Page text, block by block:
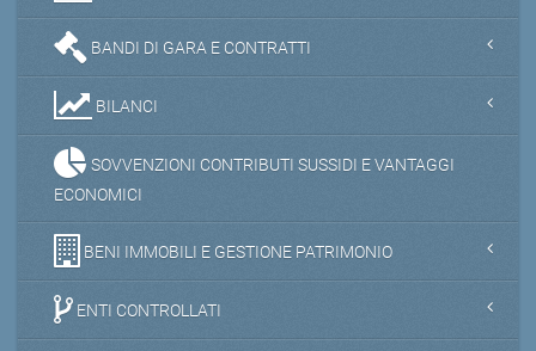
BANDI DI GARA E CONTRATTI
BILANCI
SOVVENZIONI CONTRIBUTI SUSSIDI E VANTAGGI
ECONOMICI
BENI IMMOBILI E GESTIONE PATRIMONIO
ENTI CONTROLLATI